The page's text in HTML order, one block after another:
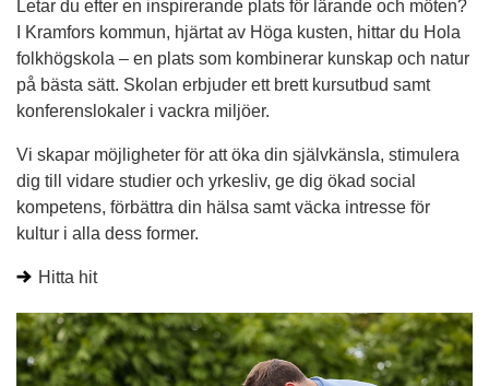
ö
g
s
k
o
l
a
Letar du efter en inspirerande plats för lärande och möten?
I Kramfors kommun, hjärtat av Höga kusten, hittar du Hola
folkhögskola – en plats som kombinerar kunskap och natur
på bästa sätt. Skolan erbjuder ett brett kursutbud samt
konferenslokaler i vackra miljöer.
Vi skapar möjligheter för att öka din självkänsla, stimulera
dig till vidare studier och yrkesliv, ge dig ökad social
kompetens, förbättra din hälsa samt väcka intresse för
kultur i alla dess former.
Hitta hit